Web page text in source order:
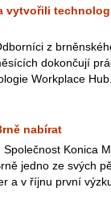
vytvořili
z
dokončují
Workplace
nabírat
Společnost Konica
jedno ze svých
a v říjnu první